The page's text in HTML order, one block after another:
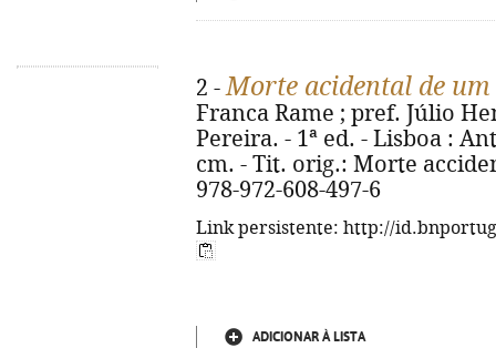
2 -Morte acidental de
Franca Rame ; pref. Júlio
Pereira. - 1ª ed. - Lisboa :
cm. - Tit. orig.: Morte
978-972-608-497-6
Link persistente: http://
ADICIONAR À LISTA